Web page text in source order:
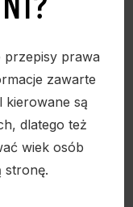
przepisy prawa
zawarte
kierowane są
dlatego też
wiek osób
stronę.